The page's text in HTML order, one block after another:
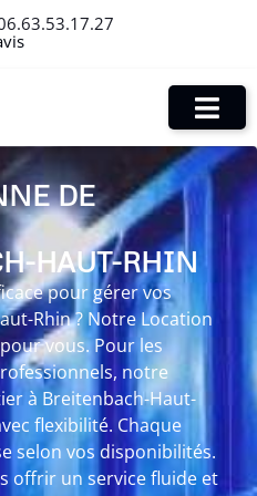
DE
HAUT-RHIN
pour gérer vos
Rhin ? Notre Location
vous. Pour les
notre
à Breitenbach-Haut-
flexibilité. Chaque
selon vos disponibilités.
offrir un service fluide et